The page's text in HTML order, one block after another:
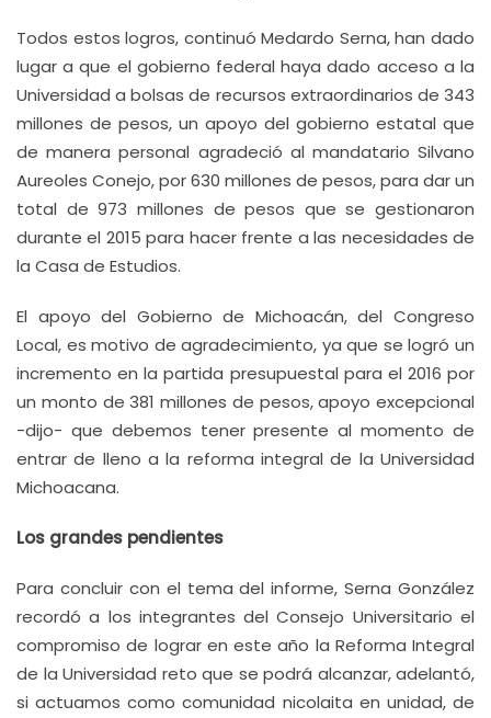
Todos estos logros, continuó Medardo Serna, han dado
lugar a que el gobierno federal haya dado acceso a la
Universidad a bolsas de recursos extraordinarios de 343
millones de pesos, un apoyo del gobierno estatal que
de manera personal agradeció al mandatario Silvano
Aureoles Conejo, por 630 millones de pesos, para dar un
total de 973 millones de pesos que se gestionaron
durante el 2015 para hacer frente a las necesidades de
la Casa de Estudios.
El apoyo del Gobierno de Michoacán, del Congreso
Local, es motivo de agradecimiento, ya que se logró un
incremento en la partida presupuestal para el 2016 por
un monto de 381 millones de pesos, apoyo excepcional
-dijo- que debemos tener presente al momento de
entrar de lleno a la reforma integral de la Universidad
Michoacana.
Los grandes pendientes
Para concluir con el tema del informe, Serna González
recordó a los integrantes del Consejo Universitario el
compromiso de lograr en este año la Reforma Integral
de la Universidad reto que se podrá alcanzar, adelantó,
si actuamos como comunidad nicolaita en unidad, de